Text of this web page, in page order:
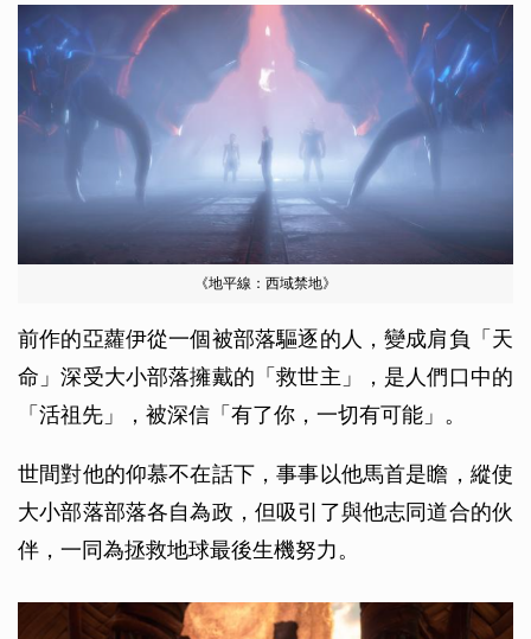
《地平線：西域禁地》
前作的亞蘿伊從一個被部落驅逐的人，變成肩負「天
命」深受大小部落擁戴的「救世主」，是人們口中的
「活祖先」，被深信「有了你，一切有可能」。
世間對他的仰慕不在話下，事事以他馬首是瞻，縱使
大小部落部落各自為政，但吸引了與他志同道合的伙
伴，一同為拯救地球最後生機努力。